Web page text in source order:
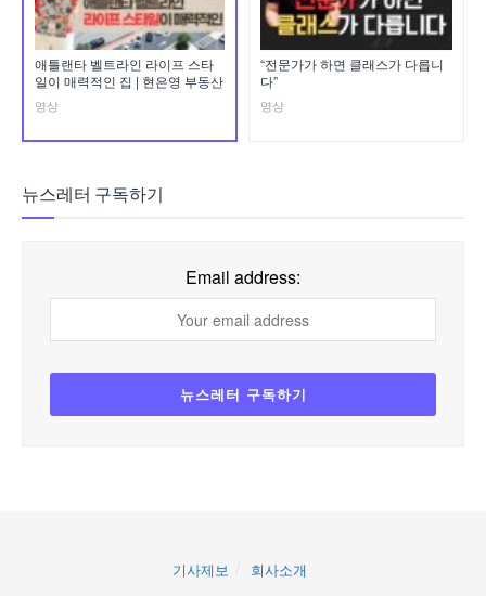
애틀랜타 벨트라인 라이프 스타
일이 매력적인 집 | 현은영 부동산
영상
“전문가가 하면 클래스가 다릅니
다”
영상
뉴스레터 구독하기
Email address:
기사제보 회사소개